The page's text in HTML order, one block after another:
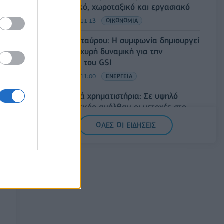
φορολογικό, χωροταξικό και εργασιακό
06/08/2026 - 11:13 ΟΙΚΟΝΟΜΙΑ
Στ. Παπασταύρου: Η συμφωνία δημιουργεί
νέα και ισχυρή δυναμική για την
υλοποίηση του GSI
06/08/2026 - 11:00 ΕΝΕΡΓΕΙΑ
Ευρωπαϊκά χρηματιστήρια: Σε υψηλό
επίπεδο ρεκόρ ανήλθαν οι μετοχές στο
ξεκίνημα των συναλλαγών
06/08/2026 - 10:50
ΟΛΕΣ ΟΙ ΕΙΔΗΣΕΙΣ